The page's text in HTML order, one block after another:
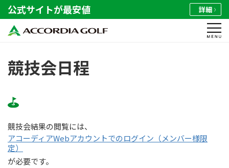
公式サイトが最安値 詳細
競技会日程
競技会結果の閲覧には、
アコーディアWebアカウントでのログイン（メンバー様限
定）
が必要です。